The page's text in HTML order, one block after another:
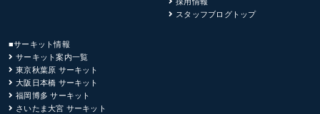
スタッフブログトップ
■サーキット情報
サーキット案内一覧
東京秋葉原 サーキット
大阪日本橋 サーキット
福岡博多 サーキット
さいたま大宮 サーキット